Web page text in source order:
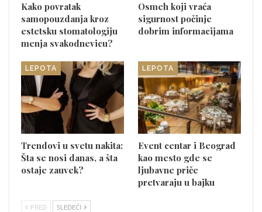
Kako povratak
samopouzdanja kroz
estetsku stomatologiju
menja svakodnevicu?
Osmeh koji vraća
sigurnost počinje
dobrim informacijama
LEPOTA
Trendovi u svetu nakita:
Šta se nosi danas, a šta
ostaje zauvek?
LEPOTA
Event centar i Beograd
kao mesto gde se
ljubavne priče
pretvaraju u bajku
PRED SLEDEĆI